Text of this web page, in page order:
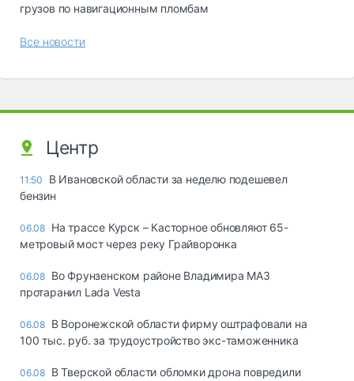
грузов по навигационным пломбам
Все новости
Центр
11:50
В Ивановской области за неделю подешевел
бензин
06.08 На трассе Курск – Касторное обновляют 65-
метровый мост через реку Грайворонка
06.08 Во Фрунзенском районе Владимира МАЗ
протаранил Lada Vesta
06.08 В Воронежской области фирму оштрафовали на
100 тыс. руб. за трудоустройство экс-таможенника
06.08 В Тверской области обломки дрона повредили